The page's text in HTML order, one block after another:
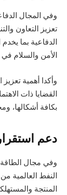
وفي المجال
تعزيز التعاون
الدفاعية بما
الأمن والسلام في
وأكدا أهمية
القضايا ذات
بكافة أشكالها،
دعم
وفي مجال
النفط العالمية
المنتجة